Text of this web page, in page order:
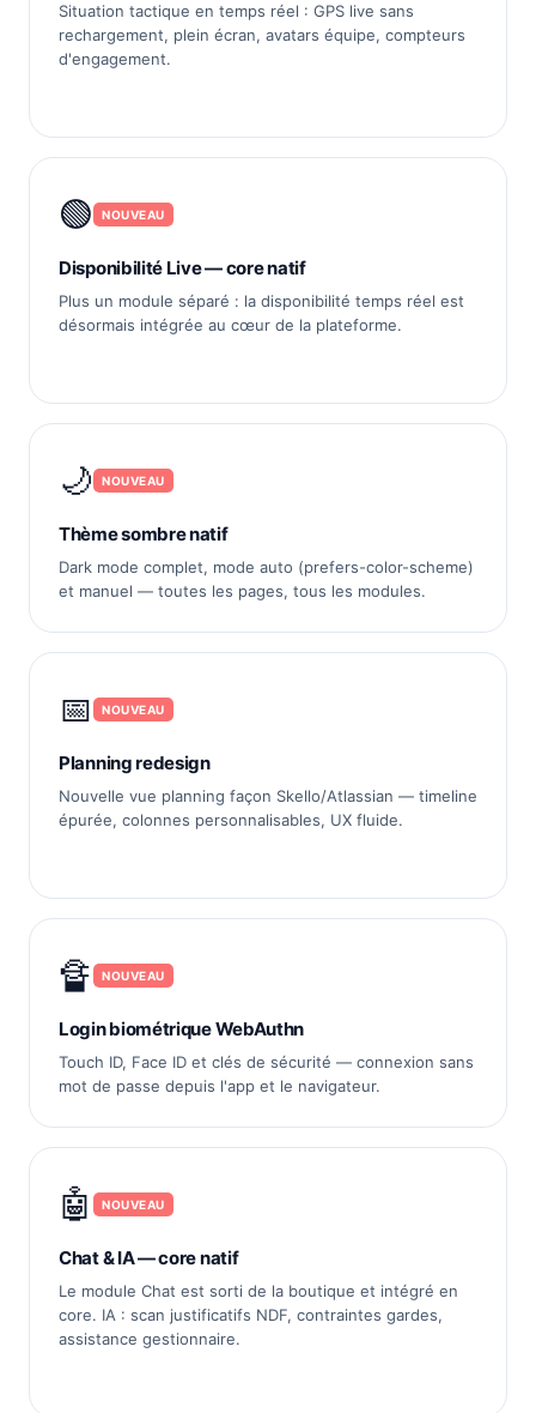
Situation tactique en temps réel : GPS live sans
rechargement, plein écran, avatars équipe, compteurs
d'engagement.
🟢 NOUVEAU
Disponibilité Live — core natif
Plus un module séparé : la disponibilité temps réel est
désormais intégrée au cœur de la plateforme.
🌙 NOUVEAU
Thème sombre natif
Dark mode complet, mode auto (prefers-color-scheme)
et manuel — toutes les pages, tous les modules.
📅 NOUVEAU
Planning redesign
Nouvelle vue planning façon Skello/Atlassian — timeline
épurée, colonnes personnalisables, UX fluide.
🔏 NOUVEAU
Login biométrique WebAuthn
Touch ID, Face ID et clés de sécurité — connexion sans
mot de passe depuis l'app et le navigateur.
🤖 NOUVEAU
Chat & IA — core natif
Le module Chat est sorti de la boutique et intégré en
core. IA : scan justificatifs NDF, contraintes gardes,
assistance gestionnaire.